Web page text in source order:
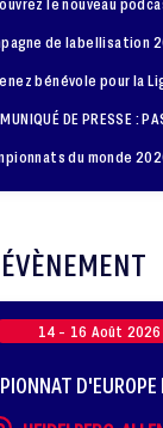
de labellisation
DE PRESSE :
14 - 16 Août 2026
D'EUROPE